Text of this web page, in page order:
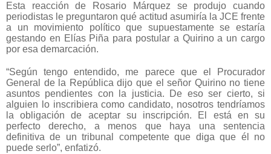
Esta reacción de Rosario Márquez se produjo cuando
periodistas le preguntaron qué actitud asumiría la JCE frente
a un movimiento político que supuestamente se estaría
gestando en Elías Piña para postular a Quirino a un cargo
por esa demarcación.
“Según tengo entendido, me parece que el Procurador
General de la República dijo que el señor Quirino no tiene
asuntos pendientes con la justicia. De eso ser cierto, si
alguien lo inscribiera como candidato, nosotros tendríamos
la obligación de aceptar su inscripción. El está en su
perfecto derecho, a menos que haya una sentencia
definitiva de un tribunal competente que diga que él no
puede serlo”, enfatizó.